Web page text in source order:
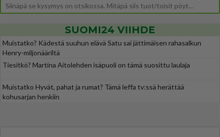
Siinäpä se kysymys on otsikossa. Mitäpä siis tuot/toisit pöytään parisuhteessa? Oletko mies vai nainen? Koetko sen mitä
SUOMI24 VIIHDE
Muistatko? Kädestä suuhun elävä Satu sai jättimäisen rahasalkun
Henry-miljonääriltä
Tiesitkö? Martina Aitolehden isäpuoli on tämä suosittu laulaja
Muistatko Hyvät, pahat ja rumat? Tämä leffa tv:ssä herättää
kohusarjan henkiin